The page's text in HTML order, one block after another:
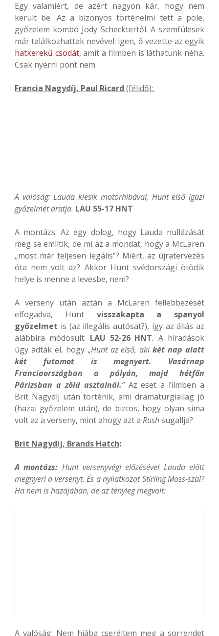
Egy valamiért, de azért nagyon kár, hogy nem
került be. Az a bizonyos történelmi tett a pole,
győzelem kombó Jody Schecktertől. A szemfülesek
már találkozhattak nevével: igen, ő vezette az egyik
hatkerekű csodát, amit a filmben is láthatunk néha.
Csak nyerni pont nem.
Francia Nagydíj, Paul Ricard (félidő):
A valóság: Lauda kiesik motorhibával, Hunt első igazi
győzelmét aratja. LAU 55-17 HNT
A montázs: Az egy dolog, hogy Lauda nullázását
meg se említik, de mi az a mondat, hogy a McLaren
„most már teljesen legális”? Miért, az újratervezés
óta nem volt az? Akkor Hunt svédországi ötödik
helye is menne a levesbe, nem?
A verseny után aztán a McLaren fellebbezését
elfogadva, Hunt visszakapta a spanyol
győzelmet is (az illegális autósat?), így az állás az
alábbira módosult: LAU 52-26 HNT.A híradások
úgy adták el, hogy „Hunt az első, akikét nap alatt
két futamot is megnyert. Vasárnap
Franciaországban a pályán, majd hétfőn
Párizsban a zöld asztalnál.” Az eset a filmben a
Brit Nagydíj után történik, ami dramaturgiailag jó
(hazai győzelem után), de biztos, hogy olyan sima
volt az a verseny, mint ahogy azt a Rushsugallja?
Brit Nagydíj, Brands Hatch:
A montázs: Hunt versenyvégi előzésével Lauda előtt
megnyeri a versenyt. És a nyilatkozat Stirling Moss-szal?
Ha nem is hazájában, de az tényleg megvolt:
A valóság: Nem hiába cseréltem meg a sorrendet